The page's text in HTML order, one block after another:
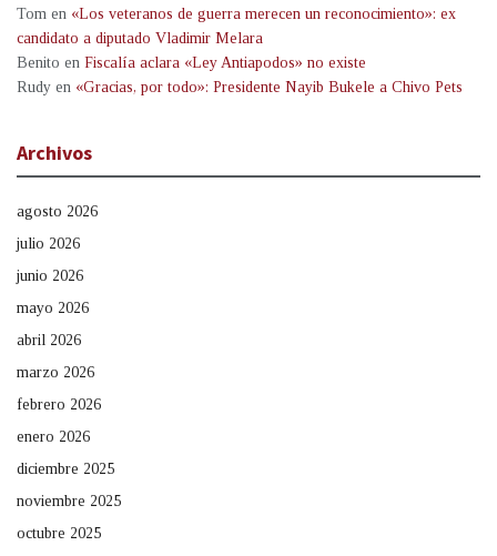
Tom en «Los veteranos de guerra merecen un reconocimiento»: ex
candidato a diputado Vladimir Melara
Benito en Fiscalía aclara «Ley Antiapodos» no existe
Rudy en «Gracias, por todo»: Presidente Nayib Bukele a Chivo Pets
Archivos
agosto 2026
julio 2026
junio 2026
mayo 2026
abril 2026
marzo 2026
febrero 2026
enero 2026
diciembre 2025
noviembre 2025
octubre 2025